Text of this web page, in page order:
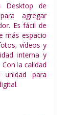
Desktop de
agregar
Es fácil de
más espacio
vídeos y
interna y
la calidad
para